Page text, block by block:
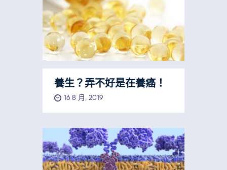
養生？弄不好是在養癌！
16 8 月, 2019